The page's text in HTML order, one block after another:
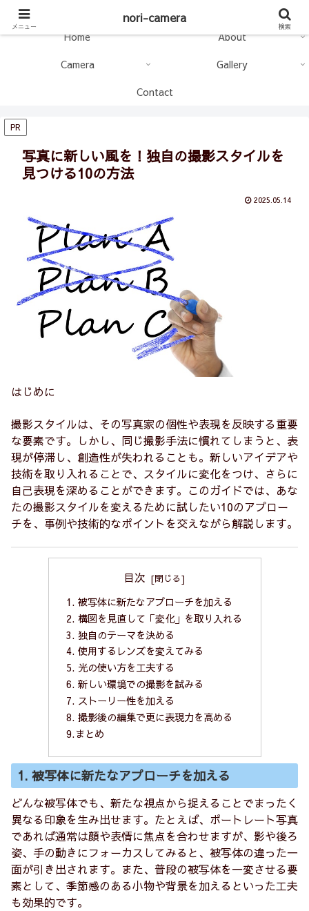
nori-camera
Home
About
Camera
Gallery
Contact
PR
写真に新しい風を！独自の撮影スタイルを
見つける10の方法
2025.05.14
はじめに
撮影スタイルは、その写真家の個性や表現を反映する重要
な要素です。しかし、同じ撮影手法に慣れてしまうと、表
現が停滞し、創造性が失われることも。新しいアイデアや
技術を取り入れることで、スタイルに変化をつけ、さらに
自己表現を深めることができます。このガイドでは、あな
たの撮影スタイルを変えるために試したい10のアプロー
チを、事例や技術的なポイントを交えながら解説します。
目次
1. 被写体に新たなアプローチを加える
2. 構図を見直して「変化」を取り入れる
3. 独自のテーマを決める
4. 使用するレンズを変えてみる
5. 光の使い方を工夫する
6. 新しい環境での撮影を試みる
7. ストーリー性を加える
8. 撮影後の編集で更に表現力を高める
9.まとめ
1. 被写体に新たなアプローチを加える
どんな被写体でも、新たな視点から捉えることでまったく
異なる印象を生み出せます。たとえば、ポートレート写真
であれば通常は顔や表情に焦点を合わせますが、影や後ろ
姿、手の動きにフォーカスしてみると、被写体の違った一
面が引き出されます。また、普段の被写体を一変させる要
素として、季節感のある小物や背景を加えるといった工夫
も効果的です。
メニュー
nori-camera
検索